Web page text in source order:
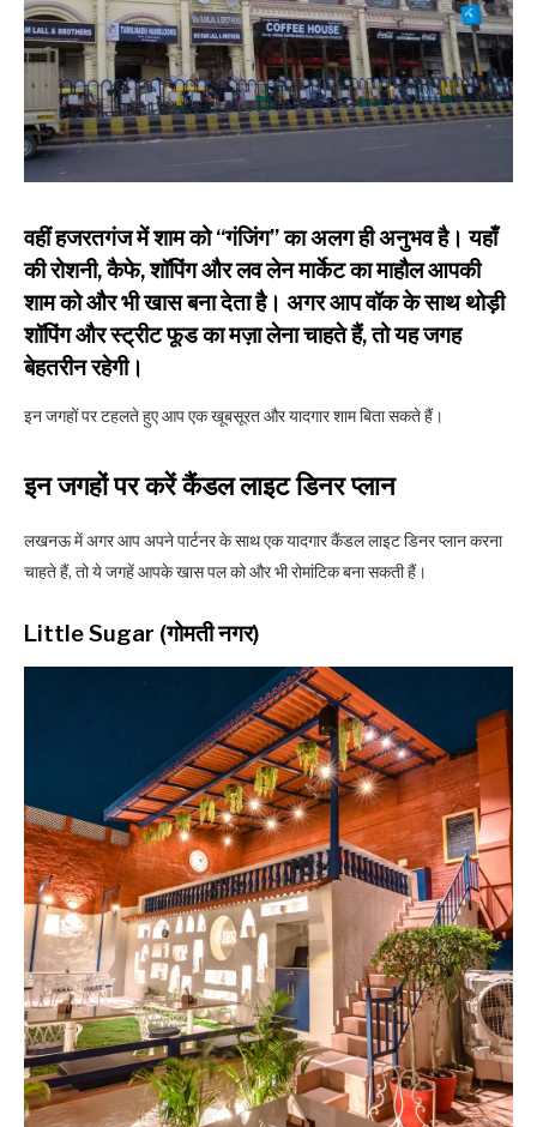
वहीं हजरतगंज में शाम को “गंजिंग” का अलग ही अनुभव है। यहाँ
की रोशनी, कैफे, शॉपिंग और लव लेन मार्केट का माहौल आपकी
शाम को और भी खास बना देता है। अगर आप वॉक के साथ थोड़ी
शॉपिंग और स्ट्रीट फूड का मज़ा लेना चाहते हैं, तो यह जगह
बेहतरीन रहेगी।
इन जगहों पर टहलते हुए आप एक खूबसूरत और यादगार शाम बिता सकते हैं।
इन जगहों पर करें कैंडल लाइट डिनर प्लान
लखनऊ में अगर आप अपने पार्टनर के साथ एक यादगार कैंडल लाइट डिनर प्लान करना
चाहते हैं, तो ये जगहें आपके खास पल को और भी रोमांटिक बना सकती हैं।
Little Sugar (गोमती नगर)